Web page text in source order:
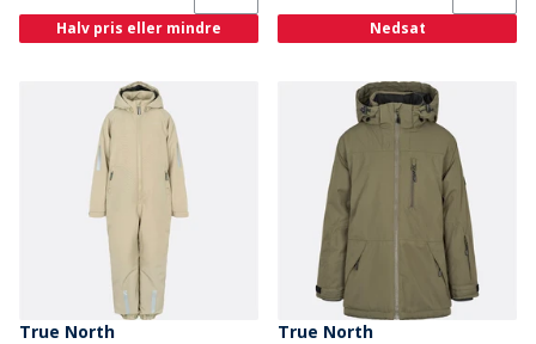
Halv pris eller mindre Nedsat
True North
True North